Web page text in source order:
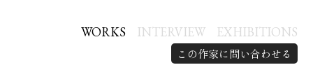
これからの支流になるような作品を創造していければと
WORKS INTERVIEW EXHIBITIONS
この作家に問い合わせる